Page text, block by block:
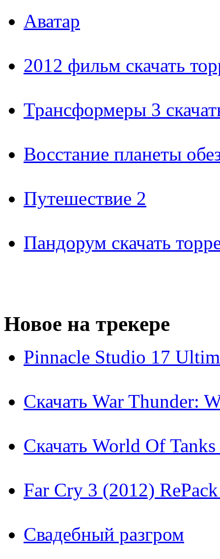
Аватар
2012 фильм скачать
Трансформеры 3
Восстание планеты
Путешествие 2
Пандорум скачать
Новое на трекере
Pinnacle Studio 17
Скачать War Thunder:
Скачать World Of
Far Cry 3 (2012)
Свадебный разгром